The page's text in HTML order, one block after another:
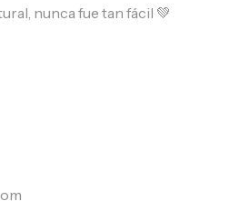
nunca fue tan fácil 💚